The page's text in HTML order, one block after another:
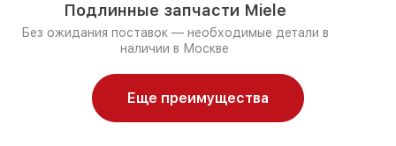
Подлинные запчасти Miele
Без ожидания поставок — необходимые детали в
наличии в Москве
Еще преимущества